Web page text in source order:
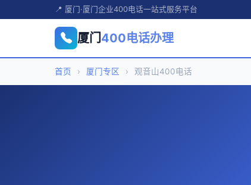
📍 厦门·厦门企业400电话一站式服务平台
厦门400电话办理
首页 › 厦门专区 › 观音山400电话